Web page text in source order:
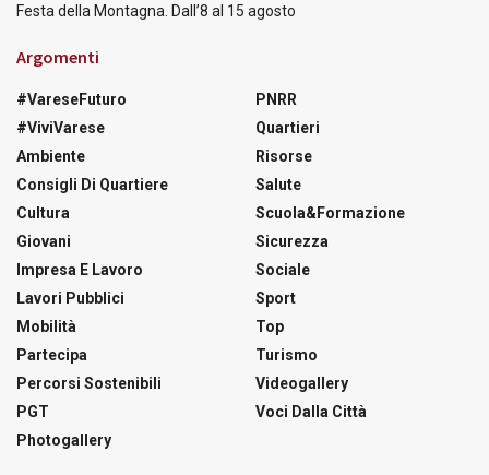
Festa della Montagna. Dall’8 al 15 agosto
Argomenti
#VareseFuturo
#ViviVarese
Ambiente
Consigli Di Quartiere
Cultura
Giovani
Impresa E Lavoro
Lavori Pubblici
Mobilità
Partecipa
Percorsi Sostenibili
PGT
Photogallery
PNRR
Quartieri
Risorse
Salute
Scuola&Formazione
Sicurezza
Sociale
Sport
Top
Turismo
Videogallery
Voci Dalla Città